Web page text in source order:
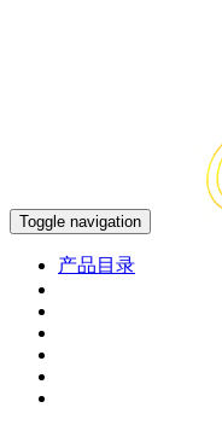
Toggle navigation
产品目录